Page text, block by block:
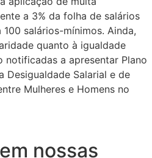
a 3% da folha de salários
salários-mínimos. Ainda,
quanto à igualdade
notificadas a apresentar Plano
Desigualdade Salarial e de
Mulheres e Homens no
nossas